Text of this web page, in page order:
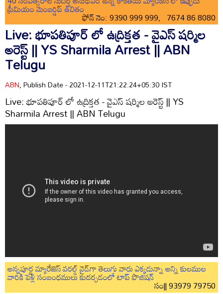
ప్రీమియం మెంబర్షిప్ ఉచితం
ఫోన్ నెం: 9390 999 999, 7674 86 8080
Live: భూపతిపూర్ లో ఉద్రిక్తత - వైఎస్ షర్మిల
అరెస్ట్ || YS Sharmila Arrest || ABN
Telugu
ABN, Publish Date - 2021-12-11T21:22:24+05:30 IST
Live: భూపతిపూర్ లో ఉద్రిక్తత - వైఎస్ షర్మిల అరెస్ట్ || YS
Sharmila Arrest || ABN Telugu
అన్నపూర్ణ మ్యారేజెస్ వరల్డ్ వైడ్‌గా తెలుగు వారు ఎక్కడున్నా అన్ని కులముల
వారికి పెళ్లి సంబంధములు కుదర్చడంలో టాప్ పొజిషన్
సం|| 93979 79750